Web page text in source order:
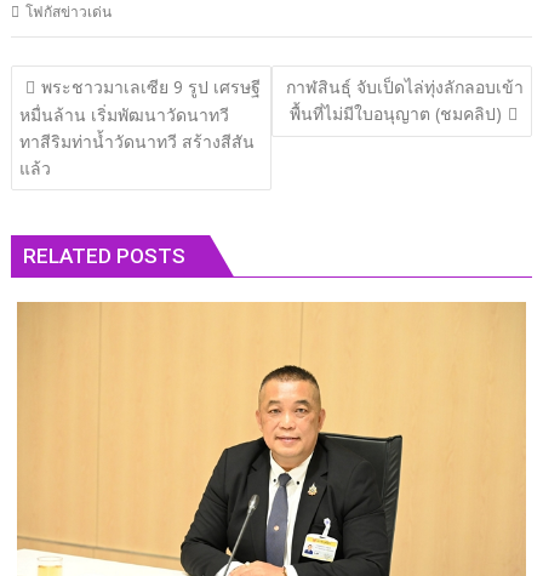
โฟกัสข่าวเด่น
แนะแนว
เรื่อง
พระชาวมาเลเซีย 9 รูป เศรษฐี
หมื่นล้าน เริ่มพัฒนาวัดนาทวี
ทาสีริมท่าน้ำวัดนาทวี สร้างสีสัน
แล้ว
กาฬสินธุ์ จับเป็ดไล่ทุ่งลักลอบเข้า
พื้นที่ไม่มีใบอนุญาต (ชมคลิป)
RELATED POSTS